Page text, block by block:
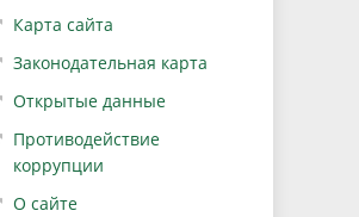
Карта сайта
Законодательная карта
Открытые данные
Противодействие
коррупции
О сайте